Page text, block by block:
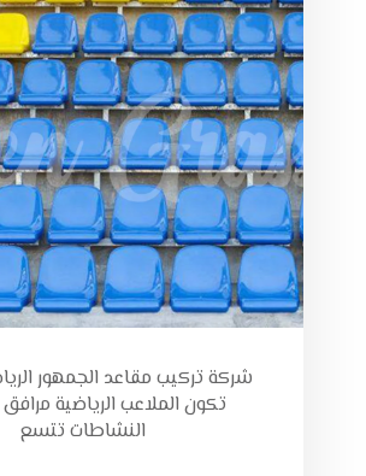
شركة تركيب مقاعد الجمهور
تكون الملاعب الرياضية
النشاطات تتسع